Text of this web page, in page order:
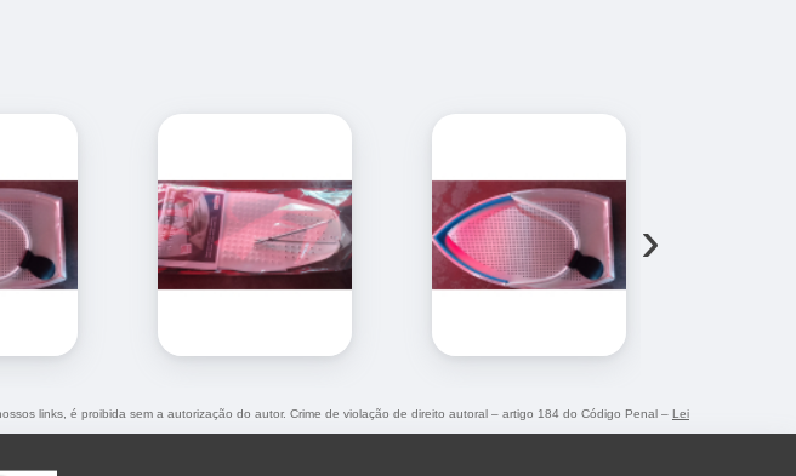
›
links, é proibida sem a autorização do autor. Crime de violação de direito autoral – artigo 184 do Código Penal – Lei